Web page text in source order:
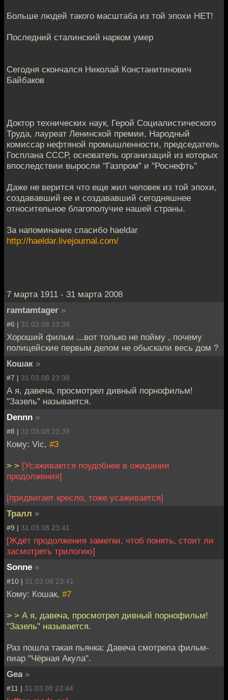
Больше людей такого масштаба из той эпохи НЕТ!
Последний сталинский нарком умер
Сегодня скончался Николай Констанитинович
Байбаков
Доктор технических наук, Герой Социалистического
Труда, лауреат Ленинской премии, Народный
комиссар нефтяной промышленности, председатель
Госплана СССР, основатель организаций из которых
впоследствии выросли "Газпром" и "Роснефть"
Даже не верится что еще жил человек из той эпохи,
создававший ее и создававший сегодняшнее
относительное благополучие нашей страны.
За напоминание спасибо haeldar
http://haeldar.livejournal.com/
7 марта 1911 - 31 марта 2008
ramtamtager »
#6 | 31.03.08 23:38
Хороший фильм ...вот только не пойму , почему
полицейские первым делом не обыскали весь дом ?
Кошак »
#7 | 31.03.08 23:38
А я, давеча, просмотрел дивный порнофильм!
"Зазель" называется.
Dennn »
#8 | 31.03.08 23:39
Кому: Vic, #3
> > [Усаживается поудобнее в ожидании
продолжения]
[придвигает кресло, тоже усаживается]
Тралл »
#9 | 31.03.08 23:41
[Ждёт продолжения заметки, чтоб понять, стоит ли
засмотреть трилогию]
Sonne »
#10 | 31.03.08 23:41
Кому: Кошак, #7
> > А я, давеча, просмотрел дивный порнофильм!
"Зазель" называется.
Раз пошла такая пьянка: Давеча смотрела фильм-
пиар "Чёрная Акула".
Gea »
#11 | 31.03.08 23:44